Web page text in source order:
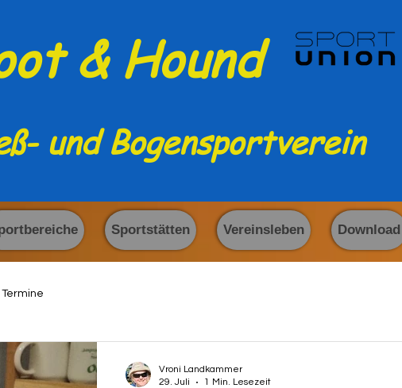
& Hound
und Bogensportverein
Sportstätten Vereinsleben Download
Termine
Vroni Landkammer
29. Juli
1 Min. Lesezeit